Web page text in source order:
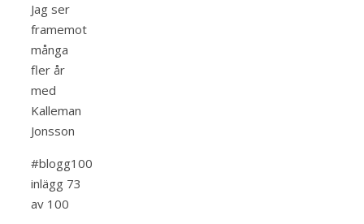
Jag ser
framemot
många
fler år
med
Kalleman
Jonsson
#blogg100
inlägg 73
av 100